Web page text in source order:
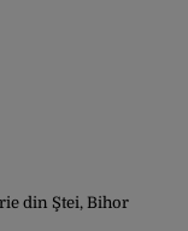
din Ştei, Bihor